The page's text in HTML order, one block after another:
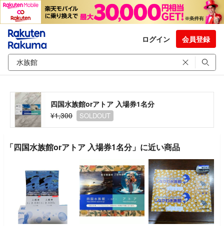
ログイン 会員登録
四国水族館orアトア 入場券1名分
¥1,300
SOLDOUT
「四国水族館orアトア 入場券1名分」に近い商品